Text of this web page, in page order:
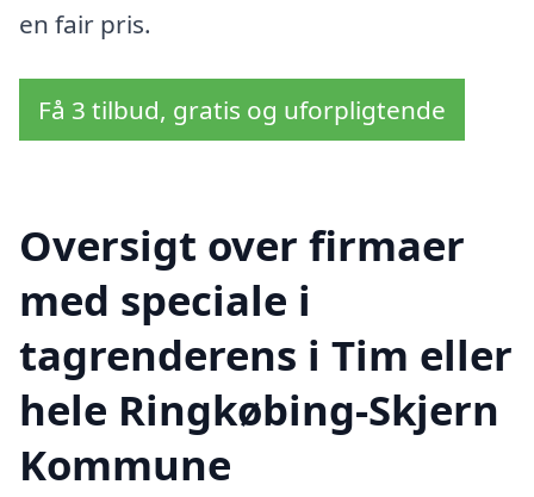
en fair pris.
Få 3 tilbud, gratis og uforpligtende
Oversigt over firmaer
med speciale i
tagrenderens i Tim eller
hele Ringkøbing-Skjern
Kommune